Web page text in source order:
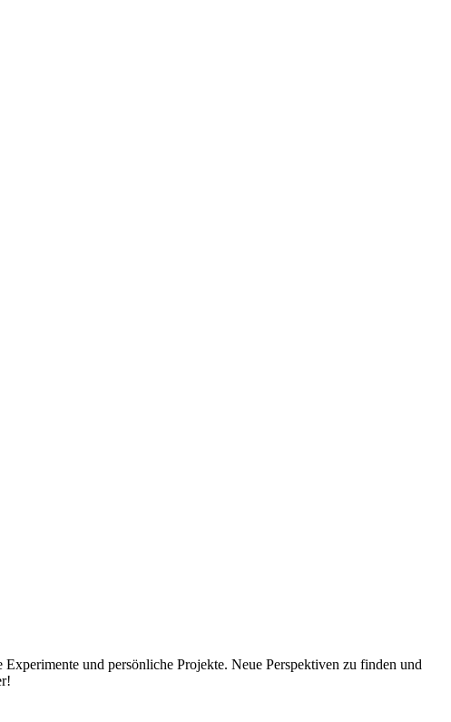
und persönliche Projekte. Neue Perspektiven zu finden und